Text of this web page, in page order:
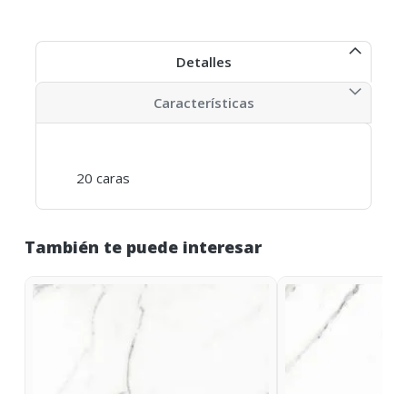
Detalles
20 caras
Características
También te puede interesar